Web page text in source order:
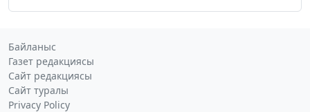
Байланыс
Газет редакциясы
Сайт редакциясы
Сайт туралы
Privacy Policy